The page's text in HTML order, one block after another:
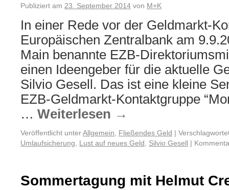
Publiziert am 23. September 2014 von M+K
In einer Rede vor der Geldmarkt-
Europäischen Zentralbank am
Main benannte EZB-
einen Ideengeber für die aktuelle
Silvio Gesell. Das ist eine kleine
EZB-Geldmarkt-Kontaktgruppe
… Weiterlesen →
Veröffentlicht unterAllgemein Fließendes Geld |
Umlaufsicherung
Lust auf neues Geld Silvio Gesell |
Sommertagung mit Helmut